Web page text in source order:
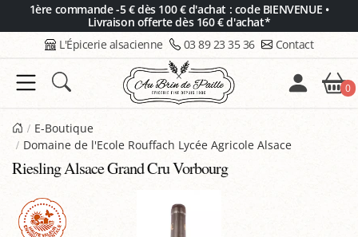
1ère commande -5 € dès 100 € d'achat : code BIENVENUE •
Livraison offerte dès 160 € d'achat*
L'Épicerie alsacienne 03 89 23 35 36 Contact
0
E-Boutique
Domaine de l'Ecole Rouffach Lycée Agricole Alsace
Riesling Alsace Grand Cru Vorbourg
Panneau de gestion des cookies